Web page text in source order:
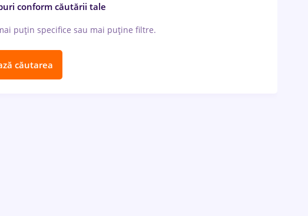
conform căutării tale
puțin specifice sau mai puține filtre.
căutarea